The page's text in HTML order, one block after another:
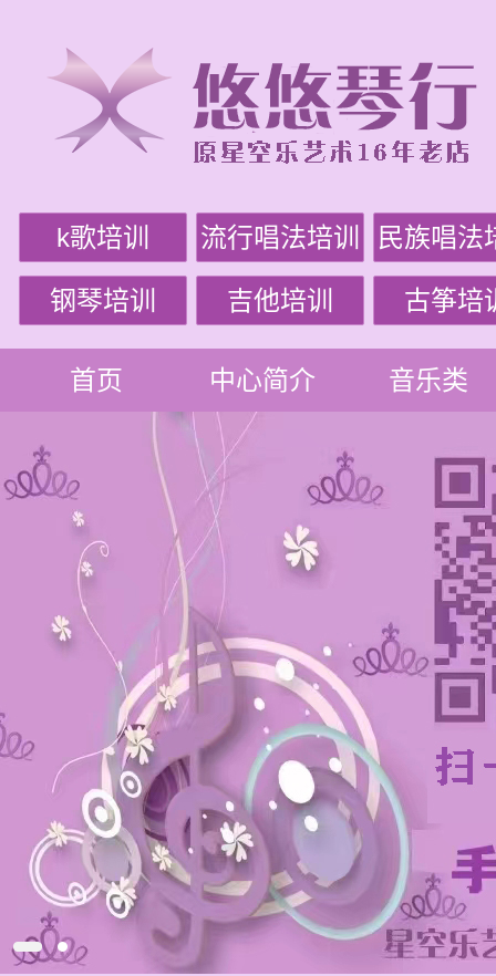
k歌培训 流行唱法培训 民族唱法
钢琴培训 吉他培训 古筝培
首页 中心简介 音乐类